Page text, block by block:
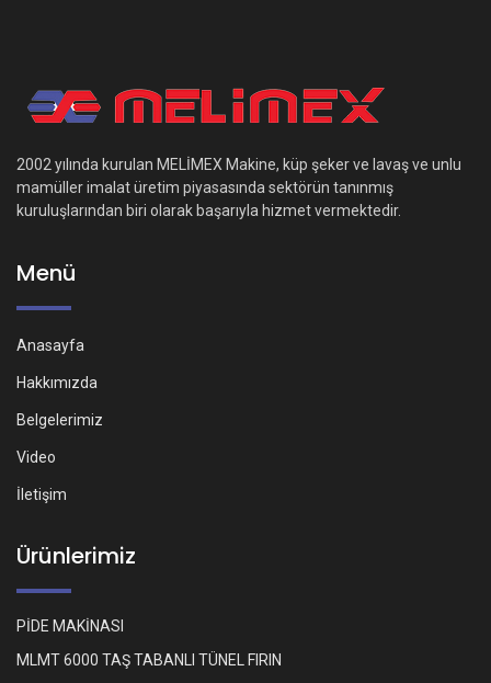
2002 yılında kurulan MELİMEX Makine, küp şeker ve lavaş ve unlu
mamüller imalat üretim piyasasında sektörün tanınmış
kuruluşlarından biri olarak başarıyla hizmet vermektedir.
Menü
Anasayfa
Hakkımızda
Belgelerimiz
Video
İletişim
Ürünlerimiz
PİDE MAKİNASI
MLMT 6000 TAŞ TABANLI TÜNEL FIRIN